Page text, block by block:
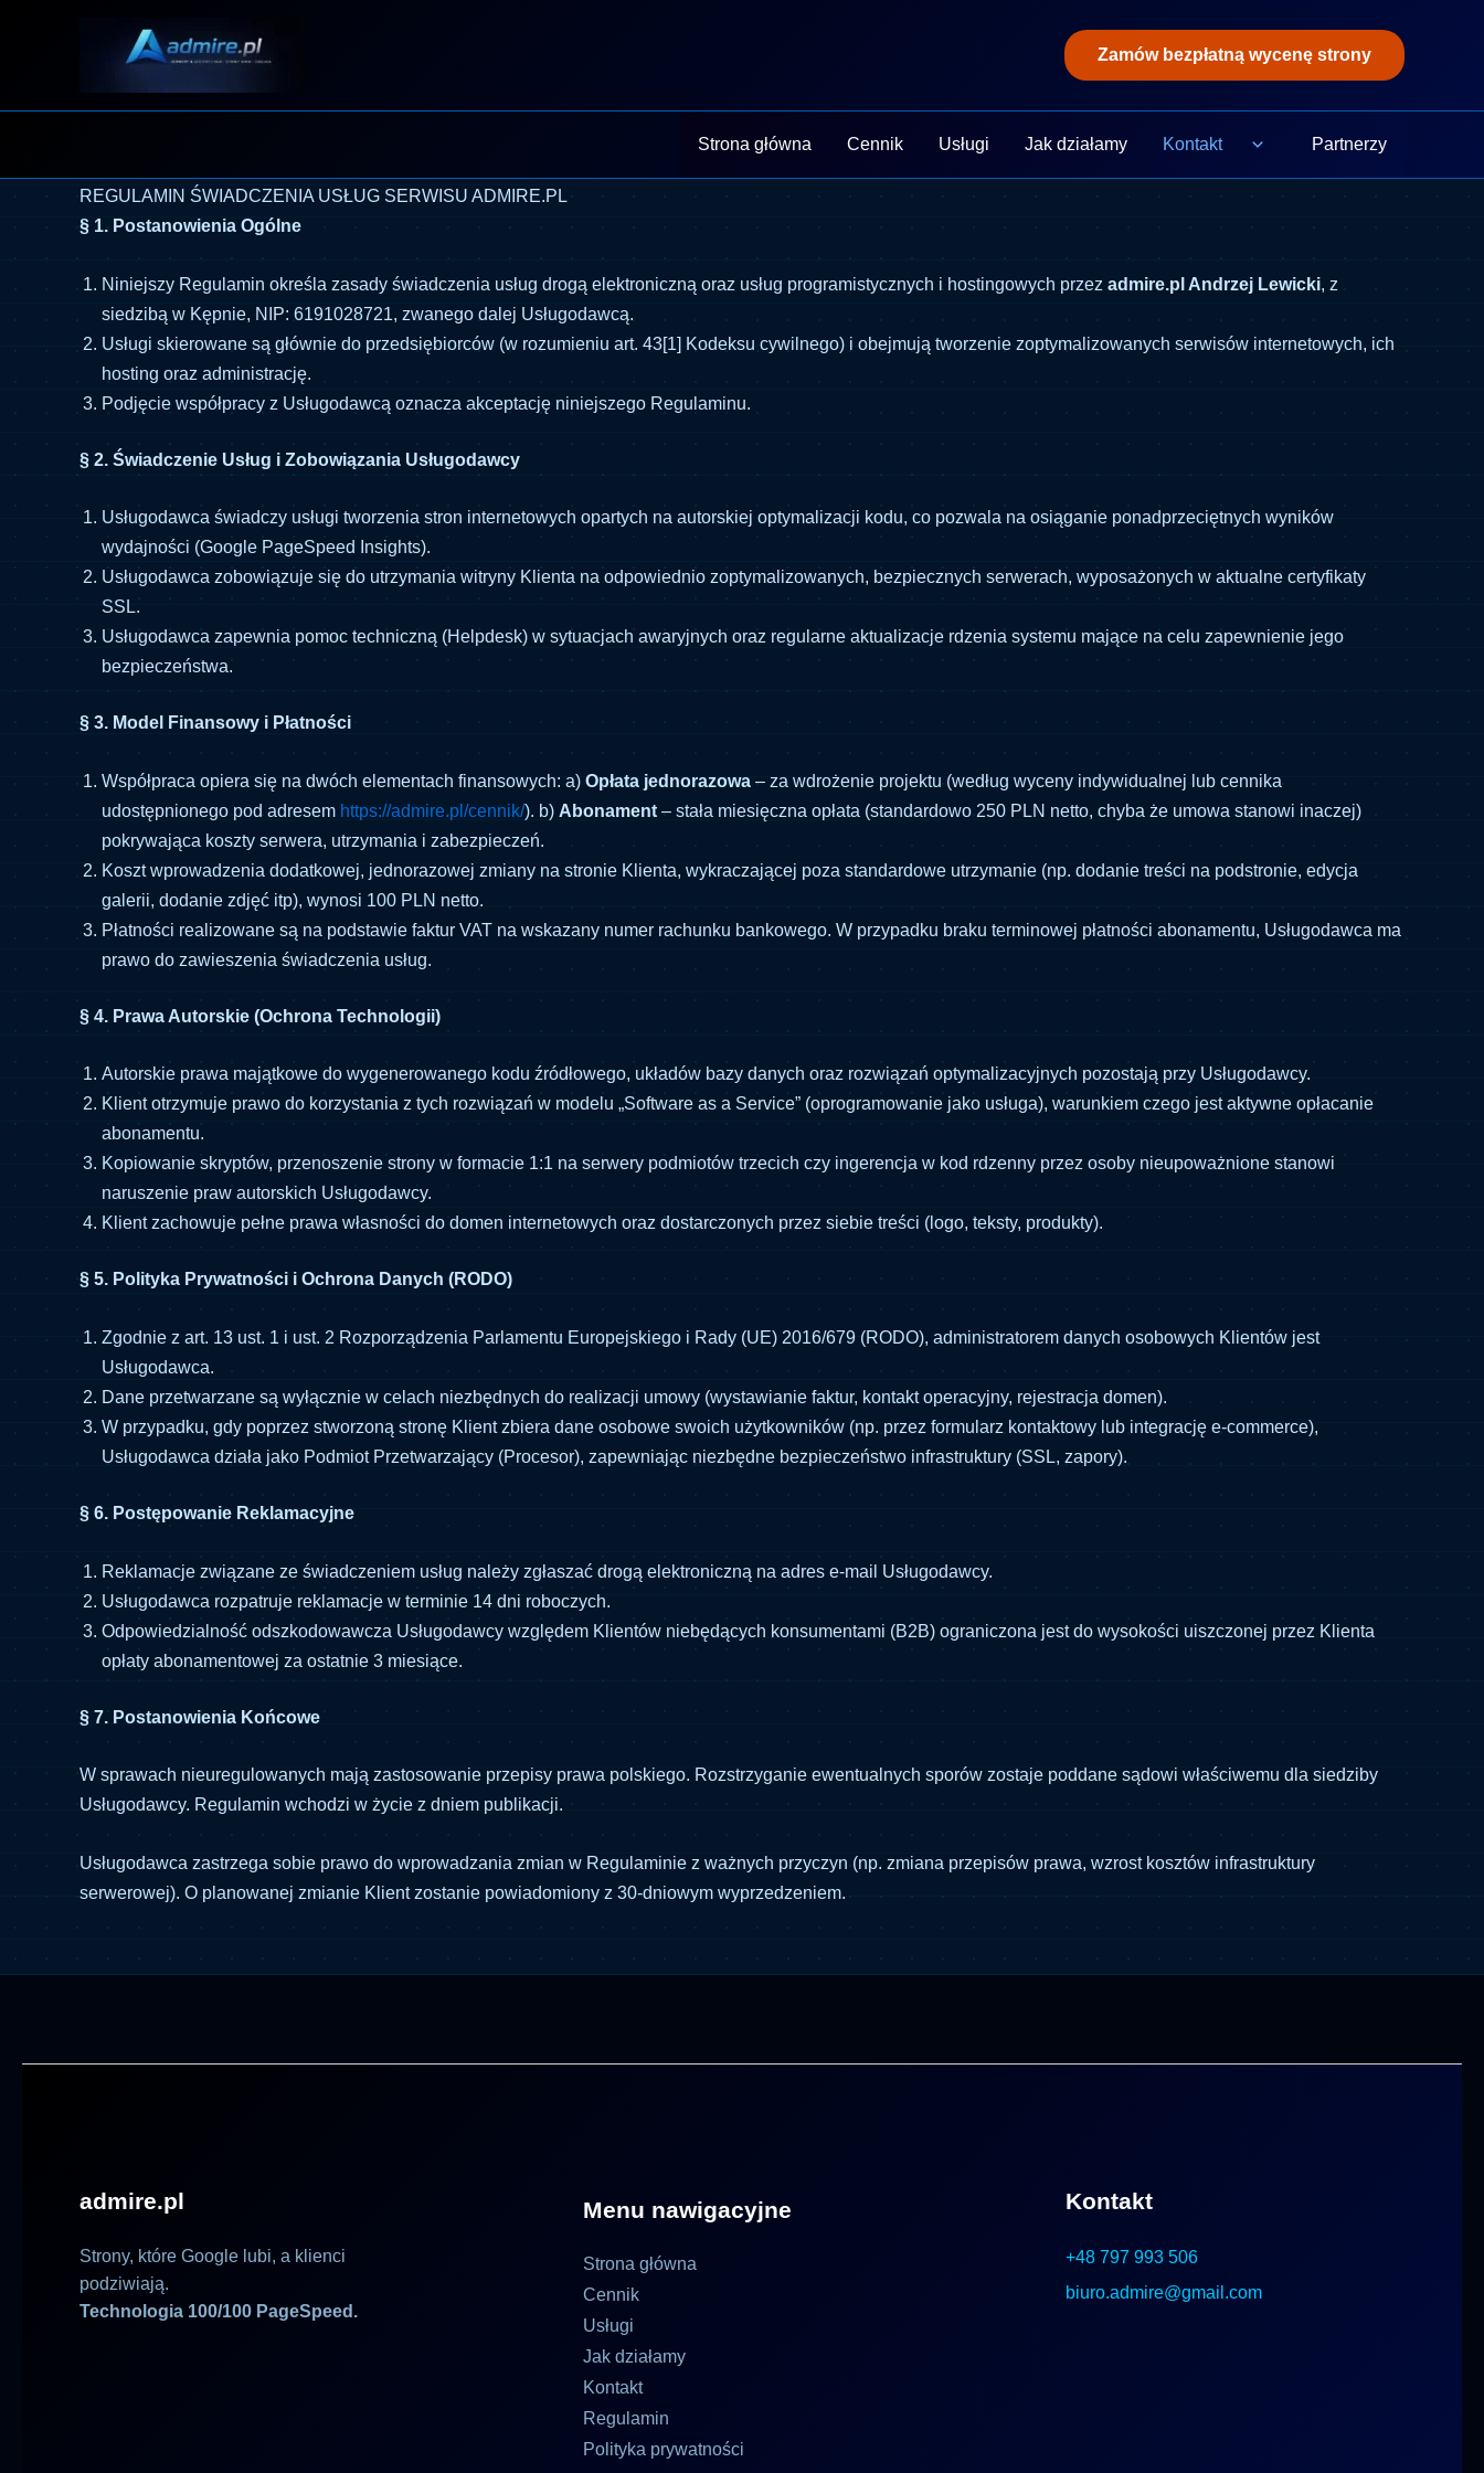
Zamów bezpłatną wycenę strony
Strona główna Cennik Usługi Jak działamy Kontakt Partnerzy
REGULAMIN ŚWIADCZENIA USŁUG SERWISU ADMIRE.PL
§ 1. Postanowienia Ogólne
Niniejszy Regulamin określa zasady świadczenia usług drogą elektroniczną oraz usług programistycznych i hostingowych przez admire.pl Andrzej Lewicki, z
siedzibą w Kępnie, NIP: 6191028721, zwanego dalej Usługodawcą.
Usługi skierowane są głównie do przedsiębiorców (w rozumieniu art. 43[1] Kodeksu cywilnego) i obejmują tworzenie zoptymalizowanych serwisów internetowych, ich
hosting oraz administrację.
Podjęcie współpracy z Usługodawcą oznacza akceptację niniejszego Regulaminu.
§ 2. Świadczenie Usług i Zobowiązania Usługodawcy
Usługodawca świadczy usługi tworzenia stron internetowych opartych na autorskiej optymalizacji kodu, co pozwala na osiąganie ponadprzeciętnych wyników
wydajności (Google PageSpeed Insights).
Usługodawca zobowiązuje się do utrzymania witryny Klienta na odpowiednio zoptymalizowanych, bezpiecznych serwerach, wyposażonych w aktualne certyfikaty
SSL.
Usługodawca zapewnia pomoc techniczną (Helpdesk) w sytuacjach awaryjnych oraz regularne aktualizacje rdzenia systemu mające na celu zapewnienie jego
bezpieczeństwa.
§ 3. Model Finansowy i Płatności
Współpraca opiera się na dwóch elementach finansowych: a) Opłata jednorazowa – za wdrożenie projektu (według wyceny indywidualnej lub cennika
udostępnionego pod adresem https://admire.pl/cennik/). b) Abonament – stała miesięczna opłata (standardowo 250 PLN netto, chyba że umowa stanowi inaczej)
pokrywająca koszty serwera, utrzymania i zabezpieczeń.
Koszt wprowadzenia dodatkowej, jednorazowej zmiany na stronie Klienta, wykraczającej poza standardowe utrzymanie (np. dodanie treści na podstronie, edycja
galerii, dodanie zdjęć itp), wynosi 100 PLN netto.
Płatności realizowane są na podstawie faktur VAT na wskazany numer rachunku bankowego. W przypadku braku terminowej płatności abonamentu, Usługodawca ma
prawo do zawieszenia świadczenia usług.
§ 4. Prawa Autorskie (Ochrona Technologii)
Autorskie prawa majątkowe do wygenerowanego kodu źródłowego, układów bazy danych oraz rozwiązań optymalizacyjnych pozostają przy Usługodawcy.
Klient otrzymuje prawo do korzystania z tych rozwiązań w modelu „Software as a Service” (oprogramowanie jako usługa), warunkiem czego jest aktywne opłacanie
abonamentu.
Kopiowanie skryptów, przenoszenie strony w formacie 1:1 na serwery podmiotów trzecich czy ingerencja w kod rdzenny przez osoby nieupoważnione stanowi
naruszenie praw autorskich Usługodawcy.
Klient zachowuje pełne prawa własności do domen internetowych oraz dostarczonych przez siebie treści (logo, teksty, produkty).
§ 5. Polityka Prywatności i Ochrona Danych (RODO)
Zgodnie z art. 13 ust. 1 i ust. 2 Rozporządzenia Parlamentu Europejskiego i Rady (UE) 2016/679 (RODO), administratorem danych osobowych Klientów jest
Usługodawca.
Dane przetwarzane są wyłącznie w celach niezbędnych do realizacji umowy (wystawianie faktur, kontakt operacyjny, rejestracja domen).
W przypadku, gdy poprzez stworzoną stronę Klient zbiera dane osobowe swoich użytkowników (np. przez formularz kontaktowy lub integrację e-commerce),
Usługodawca działa jako Podmiot Przetwarzający (Procesor), zapewniając niezbędne bezpieczeństwo infrastruktury (SSL, zapory).
§ 6. Postępowanie Reklamacyjne
Reklamacje związane ze świadczeniem usług należy zgłaszać drogą elektroniczną na adres e-mail Usługodawcy.
Usługodawca rozpatruje reklamacje w terminie 14 dni roboczych.
Odpowiedzialność odszkodowawcza Usługodawcy względem Klientów niebędących konsumentami (B2B) ograniczona jest do wysokości uiszczonej przez Klienta
opłaty abonamentowej za ostatnie 3 miesiące.
§ 7. Postanowienia Końcowe
W sprawach nieuregulowanych mają zastosowanie przepisy prawa polskiego. Rozstrzyganie ewentualnych sporów zostaje poddane sądowi właściwemu dla siedziby
Usługodawcy. Regulamin wchodzi w życie z dniem publikacji.
Usługodawca zastrzega sobie prawo do wprowadzania zmian w Regulaminie z ważnych przyczyn (np. zmiana przepisów prawa, wzrost kosztów infrastruktury
serwerowej). O planowanej zmianie Klient zostanie powiadomiony z 30-dniowym wyprzedzeniem.
admire.pl
Strony, które Google lubi, a klienci
podziwiają.
Technologia 100/100 PageSpeed.
Menu nawigacyjne
Strona główna
Cennik
Usługi
Jak działamy
Kontakt
Regulamin
Polityka prywatności
Kontakt
+48 797 993 506
biuro.admire@gmail.com